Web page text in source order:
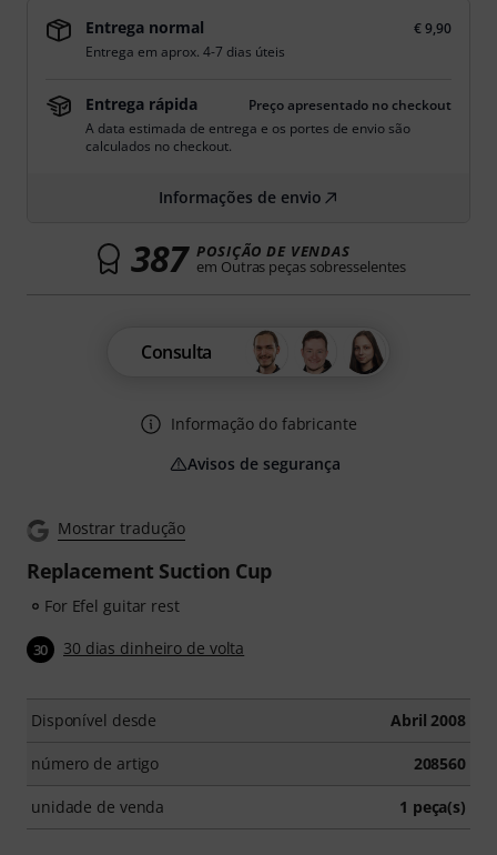
Mostrar tradução
Replacement Suction Cup
For Efel guitar rest
30 30 dias dinheiro de volta
Disponível desde Abril 2008
número de artigo 208560
unidade de venda 1 peça(s)
Entrega normal
€ 9,90
Entrega em aprox. 4-7 dias úteis
Entrega rápida
Preço apresentado no checkout
A data estimada de entrega e os portes de envio são
calculados no checkout.
Informações de envio
387 POSIÇÃO DE VENDAS
em Outras peças sobresselentes
Consulta
Informação do fabricante
Avisos de segurança